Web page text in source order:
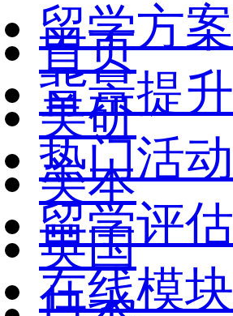
留学方案
背景提升
热门活动
留学评估
在线模块
首页
美研
美本
英国